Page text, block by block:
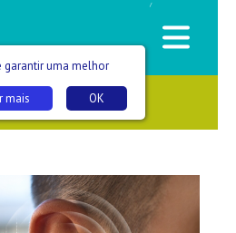
/
garantir uma melhor
OK
mais